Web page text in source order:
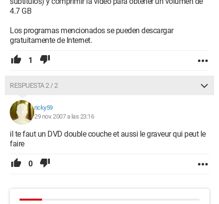
4.7 GB
Los programas mencionados se pueden descargar
gratuitamente de Internet.
1
RESPUESTA 2 / 2
ricky59
29 nov. 2007 a las 23:16
il te faut un DVD double couche et aussi le graveur qui peut le
faire
0